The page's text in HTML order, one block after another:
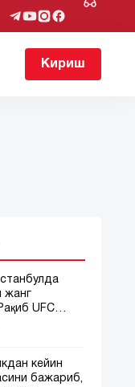
Кириш
жанг
UFC
кейин
бажариб,